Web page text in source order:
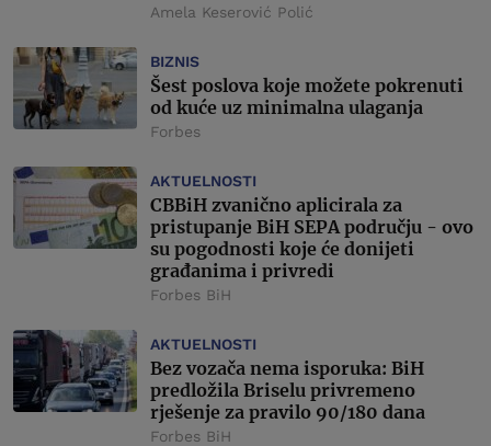
Amela Keserović Polić
BIZNIS
Šest poslova koje možete pokrenuti
od kuće uz minimalna ulaganja
Forbes
AKTUELNOSTI
CBBiH zvanično aplicirala za
pristupanje BiH SEPA području - ovo
su pogodnosti koje će donijeti
građanima i privredi
Forbes BiH
AKTUELNOSTI
Bez vozača nema isporuka: BiH
predložila Briselu privremeno
rješenje za pravilo 90/180 dana
Forbes BiH